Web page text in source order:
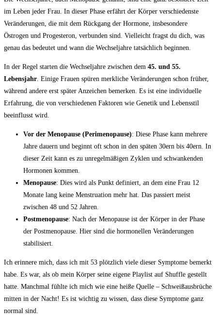
im Leben jeder Frau. In dieser Phase erfährt der Körper‌ verschiedenste ​
Veränderungen, die mit dem Rückgang der Hormone, insbesondere
Östrogen und‌ Progesteron, verbunden sind. Vielleicht fragst du dich, was
genau das bedeutet‌ und ⁣wann die Wechseljahre​ tatsächlich beginnen.
In der Regel starten die ‍Wechseljahre zwischen dem 45. und 55.
Lebensjahr . Einige Frauen spüren merkliche ⁤Veränderungen schon früher,
während andere erst später Anzeichen bemerken. Es ist eine‌ individuelle
Erfahrung, die von ‍verschiedenen Faktoren wie ⁢Genetik und Lebensstil
beeinflusst wird.
Vor der ⁤Menopause (Perimenopause): Diese Phase kann ‍mehrere
Jahre ‌dauern und ⁣beginnt oft schon in den späten 30ern bis 40ern. In
dieser Zeit kann ⁢es zu ​unregelmäßigen Zyklen und schwankenden
Hormonen kommen.
Menopause: Dies wird als Punkt definiert, an dem eine Frau 12
Monate lang⁣ keine Menstruation mehr hat. Das passiert meist
zwischen 48 und‍ 52 Jahren.
Postmenopause: ‌Nach der ​Menopause ist der Körper in der Phase
‍der Postmenopause. Hier sind die hormonellen⁣ Veränderungen
stabilisiert.
Ich​ erinnere mich, dass ich mit ‌53 plötzlich viele dieser ⁣Symptome bemerkt‍
habe. Es war, als ob mein Körper seine eigene Playlist ⁤auf Shuffle gestellt
hatte. Manchmal fühlte ich mich wie eine heiße Quelle – Schweißausbrüche
mitten in der‍ Nacht! Es ist wichtig zu wissen, dass diese​ Symptome ganz
normal sind.